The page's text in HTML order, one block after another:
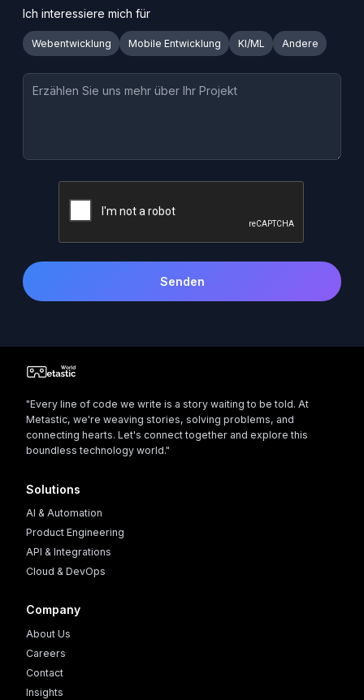
Ich interessiere mich für
Webentwicklung Mobile Entwicklung KI/ML Andere
Senden
"Every line of code we write is a story waiting to be told. At
Metastic, we're weaving stories, solving problems, and
connecting hearts. Let's connect together and explore this
boundless technology world."
Solutions
AI & Automation
Product Engineering
API & Integrations
Cloud & DevOps
Company
About Us
Careers
Contact
Insights